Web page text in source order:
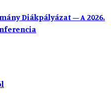
Diákpályázat – A 2026.